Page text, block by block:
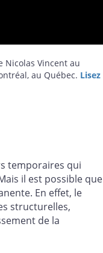
Nicolas Vincent au
au Québec. Lisez
temporaires qui
il est possible que
En effet, le
structurelles,
de la